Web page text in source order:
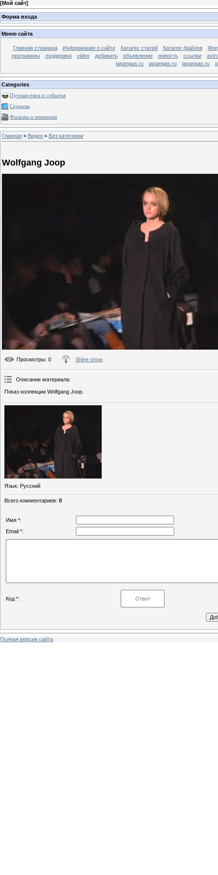
[Мой сайт]
Форма входа
Меню сайта
Главная страница Информация о сайте Каталог статей Каталог файлов
программы
поддержка video добавить объявление новость ссылки
japangas.ru
japangas.ru japangas.ru
Categories
Путешествия и события
Сериалы
Фильмы и анимация
Главная » Видео » Без категории
Wolfgang Joop
Просмотры: 0 Shine show
Описание материала:
Показ коллекции Wolfgang Joop.
Язык: Русский
Всего комментариев: 0
Имя *:
Email *:
Код *:
Полная версия сайта